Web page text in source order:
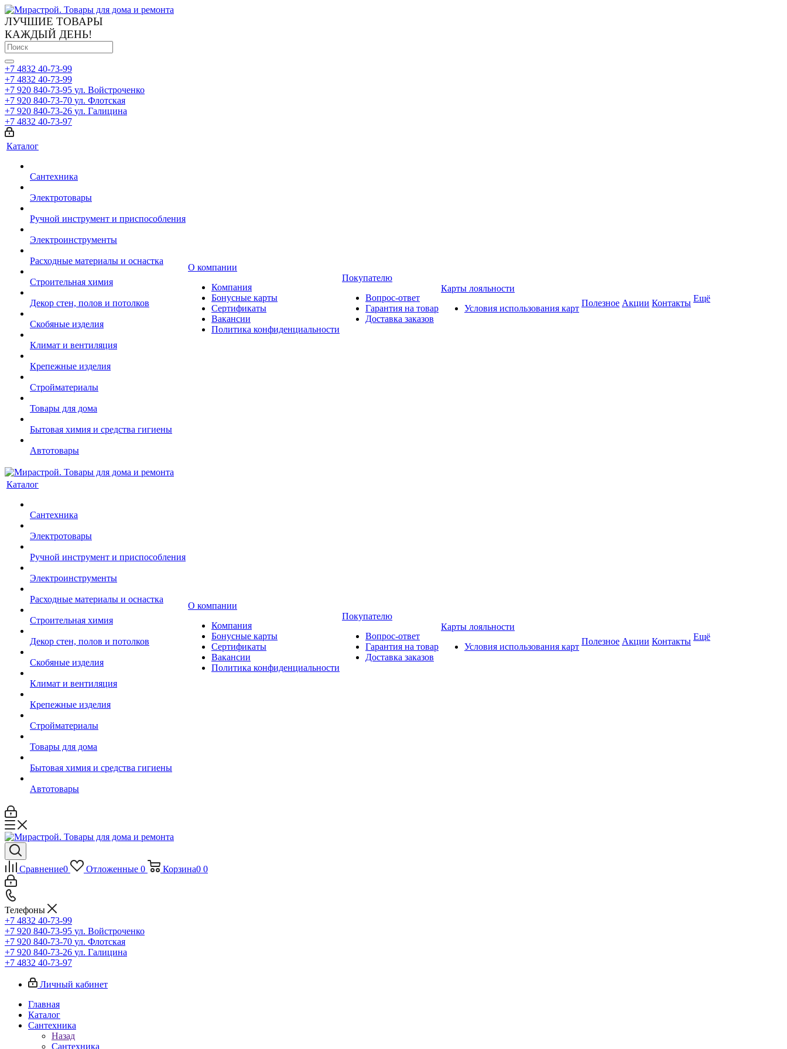
ЛУЧШИЕ ТОВАРЫ
КАЖДЫЙ ДЕНЬ!
+7 4832 40-73-99
+7 4832 40-73-99
+7 920 840-73-95 ул. Войстроченко
+7 920 840-73-70 ул. Флотская
+7 920 840-73-26 ул. Галицина
+7 4832 40-73-97
Каталог
Сантехника
Электротовары
Ручной инструмент и приспособления
Электроинструменты
Расходные материалы и оснастка
Строительная химия
Декор стен, полов и потолков
Скобяные изделия
Климат и вентиляция
Крепежные изделия
Стройматериалы
Товары для дома
Бытовая химия и средства гигиены
Автотовары
О компании
Компания
Бонусные карты
Сертификаты
Вакансии
Политика конфиденциальности
Покупателю
Вопрос-ответ
Гарантия на товар
Доставка заказов
Карты лояльности
Условия использования карт
Полезное Акции Контакты Ещё
Каталог
Сантехника
Электротовары
Ручной инструмент и приспособления
Электроинструменты
Расходные материалы и оснастка
Строительная химия
Декор стен, полов и потолков
Скобяные изделия
Климат и вентиляция
Крепежные изделия
Стройматериалы
Товары для дома
Бытовая химия и средства гигиены
Автотовары
О компании
Компания
Бонусные карты
Сертификаты
Вакансии
Политика конфиденциальности
Покупателю
Вопрос-ответ
Гарантия на товар
Доставка заказов
Карты лояльности
Условия использования карт
Полезное Акции Контакты Ещё
Сравнение0 Отложенные 0 Корзина0 0
Телефоны
+7 4832 40-73-99
+7 920 840-73-95 ул. Войстроченко
+7 920 840-73-70 ул. Флотская
+7 920 840-73-26 ул. Галицина
+7 4832 40-73-97
Личный кабинет
Главная
Каталог
Сантехника
Назад
Сантехника